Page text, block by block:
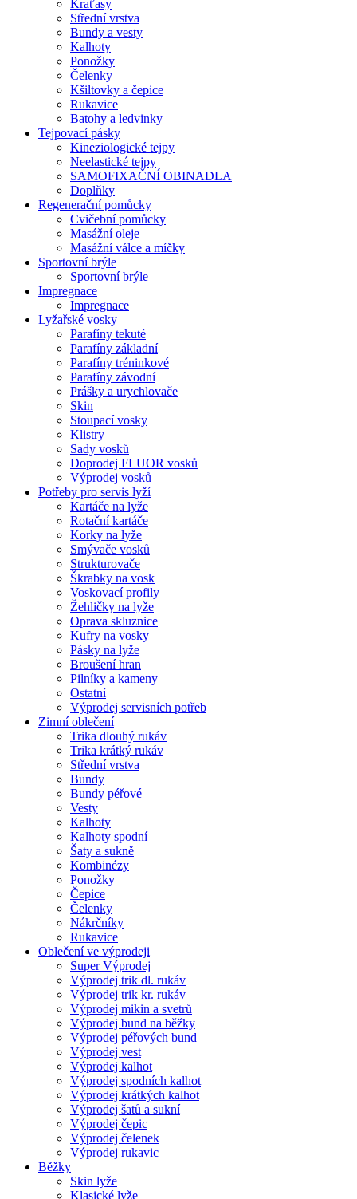
Kraťasy
Střední vrstva
Bundy a vesty
Kalhoty
Ponožky
Čelenky
Kšiltovky a čepice
Rukavice
Batohy a ledvinky
Tejpovací pásky
Kineziologické tejpy
Neelastické tejpy
SAMOFIXAČNÍ OBINADLA
Doplňky
Regenerační pomůcky
Cvičební pomůcky
Masážní oleje
Masážní válce a míčky
Sportovní brýle
Sportovní brýle
Impregnace
Impregnace
Lyžařské vosky
Parafíny tekuté
Parafíny základní
Parafíny tréninkové
Parafíny závodní
Prášky a urychlovače
Skin
Stoupací vosky
Klistry
Sady vosků
Doprodej FLUOR vosků
Výprodej vosků
Potřeby pro servis lyží
Kartáče na lyže
Rotační kartáče
Korky na lyže
Smývače vosků
Strukturovače
Škrabky na vosk
Voskovací profily
Žehličky na lyže
Oprava skluznice
Kufry na vosky
Pásky na lyže
Broušení hran
Pilníky a kameny
Ostatní
Výprodej servisních potřeb
Zimní oblečení
Trika dlouhý rukáv
Trika krátký rukáv
Střední vrstva
Bundy
Bundy péřové
Vesty
Kalhoty
Kalhoty spodní
Šaty a sukně
Kombinézy
Ponožky
Čepice
Čelenky
Nákrčníky
Rukavice
Oblečení ve výprodeji
Super Výprodej
Výprodej trik dl. rukáv
Výprodej trik kr. rukáv
Výprodej mikin a svetrů
Výprodej bund na běžky
Výprodej péřových bund
Výprodej vest
Výprodej kalhot
Výprodej spodních kalhot
Výprodej krátkých kalhot
Výprodej šatů a sukní
Výprodej čepic
Výprodej čelenek
Výprodej rukavic
Běžky
Skin lyže
Klasické lyže